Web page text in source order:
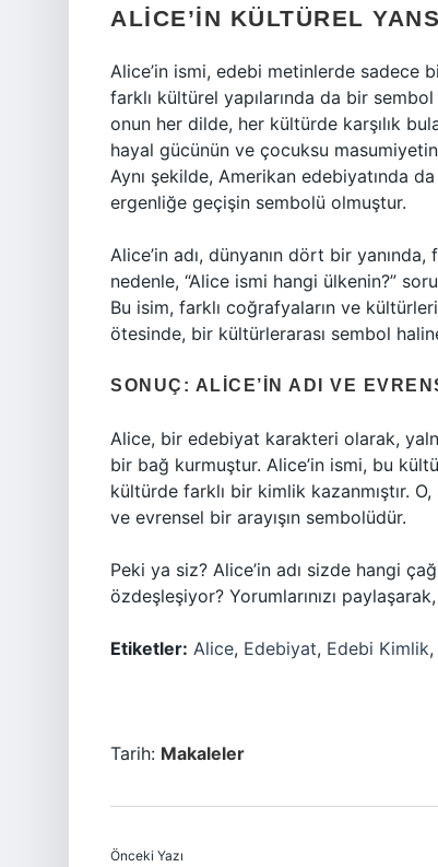
ALICE’IN KÜLTÜREL
Alice’in ismi, edebi metinlerde sadece
farklı kültürel yapılarında da bir
onun her dilde, her kültürde karşılık
hayal gücünün ve çocuksu
Aynı şekilde, Amerikan edebiyatında
ergenliğe geçişin sembolü olmuştur.
Alice’in adı, dünyanın dört bir
nedenle, “Alice ismi hangi ülkenin?”
Bu isim, farklı coğrafyaların ve
ötesinde, bir kültürlerarası sembol
SONUÇ: ALICE’IN ADI VE
Alice, bir edebiyat karakteri olarak,
bir bağ kurmuştur. Alice’in ismi, bu
kültürde farklı bir kimlik kazanmıştır.
ve evrensel bir arayışın sembolüdür.
Peki ya siz? Alice’in adı sizde hangi
özdeşleşiyor? Yorumlarınızı
Etiketler: Alice, Edebiyat, Edebi Kimlik,
Tarih: Makaleler
Önceki Yazı